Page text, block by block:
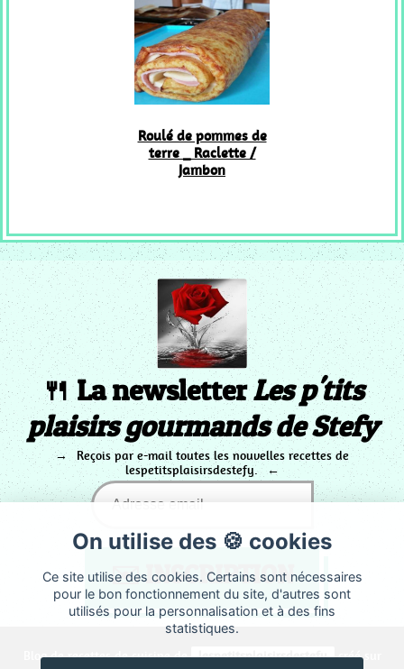
Roulé de pommes de
terre _ Raclette /
Jambon
🍴 La newsletterLes p'tits
plaisirs gourmands de Stefy
Reçois par e-mail toutes les nouvelles recettes de
lespetitsplaisirsdestefy.
Blog de recettes de cuisine de lespetitsplaisirsdestefy créé sur
On utilise des 🍪 cookies
Ce site utilise des cookies. Certains sont nécessaires
pour le bon fonctionnement du site, d'autres sont
utilisés pour la personnalisation et à des fins
statistiques.